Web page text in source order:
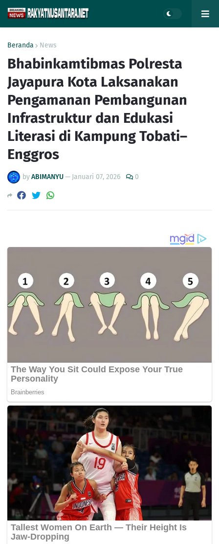
Beranda News
Bhabinkamtibmas Polresta
Jayapura Kota Laksanakan
Pengamanan Pembangunan
Infrastruktur dan Edukasi
Literasi di Kampung Tobati–
Enggros
byABIMANYU— Januari 07, 2026 0